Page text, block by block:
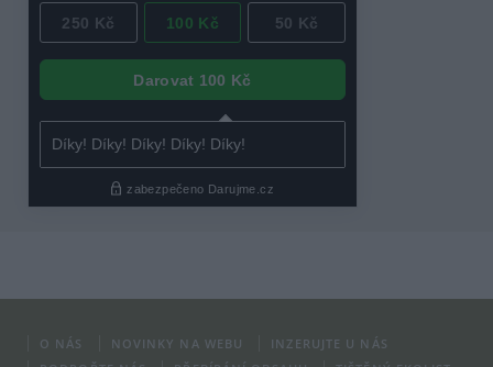
O NÁS NOVINKY NA WEBU
INZERUJTE U NÁS